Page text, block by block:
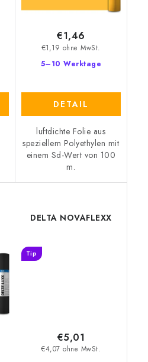
5–10 Werktage
€1,19 ohne MwSt.
€1,46
DETAIL
luftdichte Folie aus
speziellem Polyethylen mit
einem Sd-Wert von 100
m.
DELTA NOVAFLEXX
Tip
€4,07 ohne MwSt.
€5,01